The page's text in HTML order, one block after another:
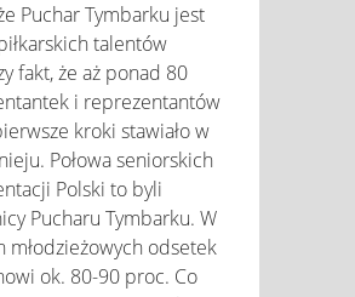
Puchar Tymbarku jest
talentów
fakt, że aż ponad 80
i reprezentantów
kroki stawiało w
Połowa seniorskich
Polski to byli
Pucharu Tymbarku. W
młodzieżowych odsetek
ok. 80-90 proc. Co